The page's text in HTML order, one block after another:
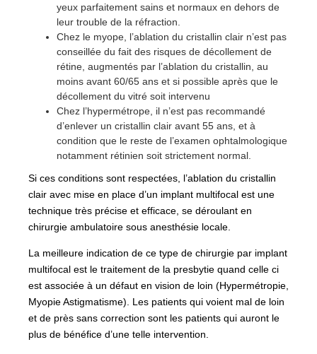
yeux parfaitement sains et normaux en dehors de
leur trouble de la réfraction.
Chez le myope, l’ablation du cristallin clair n’est pas
conseillée du fait des risques de décollement de
rétine, augmentés par l’ablation du cristallin, au
moins avant 60/65 ans et si possible après que le
décollement du vitré soit intervenu
Chez l’hypermétrope, il n’est pas recommandé
d’enlever un cristallin clair avant 55 ans, et à
condition que le reste de l’examen ophtalmologique
notamment rétinien soit strictement normal.
Si ces conditions sont respectées, l’ablation du cristallin
clair avec mise en place d’un implant multifocal est une
technique très précise et efficace, se déroulant en
chirurgie ambulatoire sous anesthésie locale.
La meilleure indication de ce type de chirurgie par implant
multifocal est le traitement de la presbytie quand celle ci
est associée à un défaut en vision de loin (Hypermétropie,
Myopie Astigmatisme). Les patients qui voient mal de loin
et de près sans correction sont les patients qui auront le
plus de bénéfice d’une telle intervention.